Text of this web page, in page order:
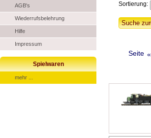
AGB's
Wiederrufsbelehrung
Hilfe
Impressum
Spielwaren
mehr ...
Sortierung:
Seite «